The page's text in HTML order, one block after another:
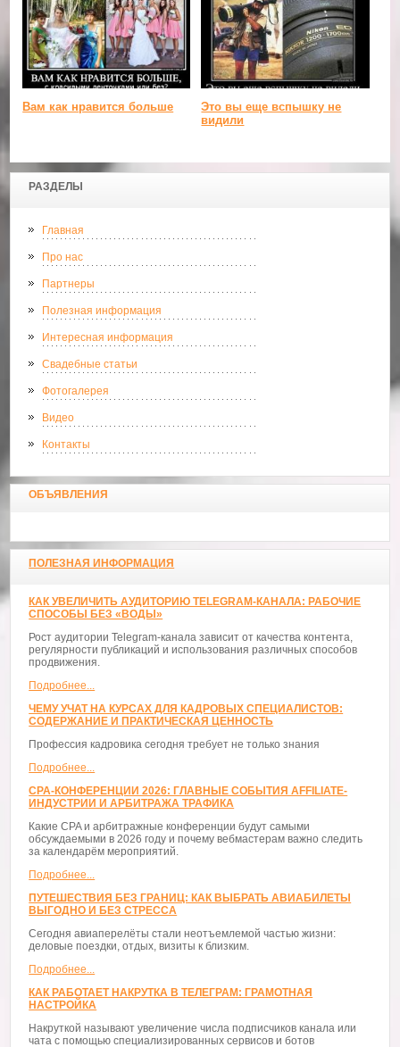
РАЗДЕЛЫ
Главная
Про нас
Партнеры
Полезная информация
Интересная информация
Свадебные статьи
Фотогалерея
Видео
Контакты
ОБЪЯВЛЕНИЯ
ПОЛЕЗНАЯ ИНФОРМАЦИЯ
КАК УВЕЛИЧИТЬ АУДИТОРИЮ TELEGRAM-КАНАЛА: РАБОЧИЕ
СПОСОБЫ БЕЗ «ВОДЫ»
Рост аудитории Telegram-канала зависит от качества контента,
регулярности публикаций и использования различных способов
продвижения.
Подробнее...
ЧЕМУ УЧАТ НА КУРСАХ ДЛЯ КАДРОВЫХ СПЕЦИАЛИСТОВ:
СОДЕРЖАНИЕ И ПРАКТИЧЕСКАЯ ЦЕННОСТЬ
Профессия кадровика сегодня требует не только знания
Подробнее...
CPA-КОНФЕРЕНЦИИ 2026: ГЛАВНЫЕ СОБЫТИЯ AFFILIATE-
ИНДУСТРИИ И АРБИТРАЖА ТРАФИКА
Какие CPA и арбитражные конференции будут самыми
обсуждаемыми в 2026 году и почему вебмастерам важно следить
за календарём мероприятий.
Подробнее...
ПУТЕШЕСТВИЯ БЕЗ ГРАНИЦ: КАК ВЫБРАТЬ АВИАБИЛЕТЫ
ВЫГОДНО И БЕЗ СТРЕССА
Сегодня авиаперелёты стали неотъемлемой частью жизни:
деловые поездки, отдых, визиты к близким.
Подробнее...
КАК РАБОТАЕТ НАКРУТКА В ТЕЛЕГРАМ: ГРАМОТНАЯ
НАСТРОЙКА
Накруткой называют увеличение числа подписчиков канала или
чата с помощью специализированных сервисов и ботов
Вам как нравится больше
Это вы еще вспышку не
видили